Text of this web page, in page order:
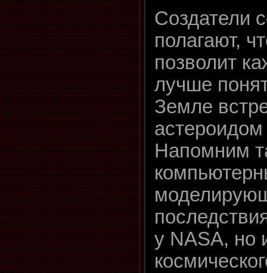
Создатели
полагают,
позволит
лучше
Земле
Напомним
у NASA, но